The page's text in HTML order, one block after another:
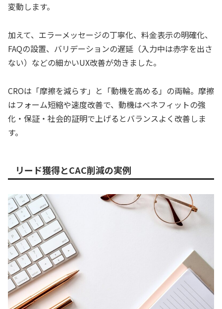
変動します。
加えて、エラーメッセージの丁寧化、料金表示の明確化、
FAQの設置、バリデーションの遅延（入力中は赤字を出さ
ない）などの細かいUX改善が効きました。
CROは「摩擦を減らす」と「動機を高める」の両輪。摩擦
はフォーム短縮や速度改善で、動機はベネフィットの強
化・保証・社会的証明で上げるとバランスよく改善しま
す。
リード獲得とCAC削減の実例